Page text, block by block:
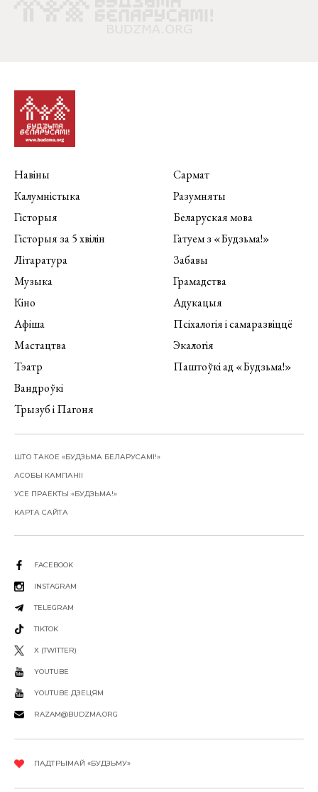
Навіны
Калумністыка
Гісторыя
Гісторыя за 5 хвілін
Літаратура
Музыка
Кіно
Афіша
Мастацтва
Тэатр
Вандроўкі
Трызуб і Пагоня
Сармат
Разумняты
Беларуская мова
Гатуем з «Будзьма!»
Забавы
Грамадства
Адукацыя
Псіхалогія і самаразвіццё
Экалогія
Паштоўкі ад «Будзьма!»
ШТО ТАКОЕ «БУДЗЬМА БЕЛАРУСАМІ!»
АСОБЫ КАМПАНІІ
УСЕ ПРАЕКТЫ «БУДЗЬМА!»
КАРТА САЙТА
FACEBOOK
INSTAGRAM
TELEGRAM
TIKTOK
X (TWITTER)
YOUTUBE
YOUTUBE ДЗЕЦЯМ
RAZAM@BUDZMA.ORG
ПАДТРЫМАЙ «БУДЗЬМУ»